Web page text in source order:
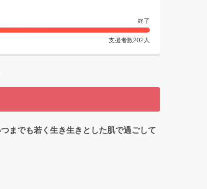
終了
支援者数202 人
までも若く生き生きとした肌で過ごして